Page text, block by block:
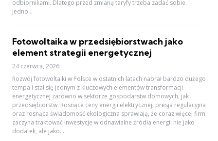
odbiornikami. Dlatego przed zmianą taryfy trzeba zadać sobie
jedno...
Fotowoltaika w przedsiębiorstwach jako
element strategii energetycznej
24 czerwca, 2026
Rozwój fotowoltaiki w Polsce w ostatnich latach nabrał bardzo dużego
tempa i stał się jednym z kluczowych elementów transformacji
energetycznej zarówno w sektorze gospodarstw domowych, jak i
przedsiębiorstw. Rosnące ceny energii elektrycznej, presja regulacyjna
oraz rosnąca świadomość ekologiczna sprawiają, że coraz więcej firm
zaczyna traktować inwestycje w odnawialne źródła energii nie jako
dodatek, ale jako...